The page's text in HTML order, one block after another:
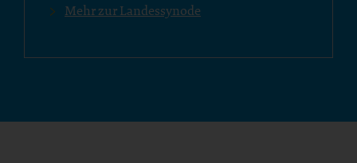
Mehr zur Landessynode